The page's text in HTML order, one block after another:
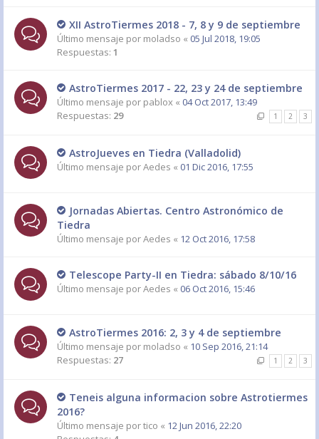
XII AstroTiermes 2018 - 7, 8 y 9 de septiembre
Último mensaje por moladso « 05 Jul 2018, 19:05
Respuestas: 1
AstroTiermes 2017 - 22, 23 y 24 de septiembre
Último mensaje por pablox « 04 Oct 2017, 13:49
Respuestas: 29 1 2 3
AstroJueves en Tiedra (Valladolid)
Último mensaje porAedes « 01 Dic 2016, 17:55
Jornadas Abiertas. Centro Astronómico de
Tiedra
Último mensaje porAedes « 12 Oct 2016, 17:58
Telescope Party-II en Tiedra: sábado 8/10/16
Último mensaje porAedes « 06 Oct 2016, 15:46
AstroTiermes 2016: 2, 3 y 4 de septiembre
Último mensaje por moladso « 10 Sep 2016, 21:14
Respuestas: 27 1 2 3
Teneis alguna informacion sobre Astrotiermes
2016?
Último mensaje portico « 12 Jun 2016, 22:20